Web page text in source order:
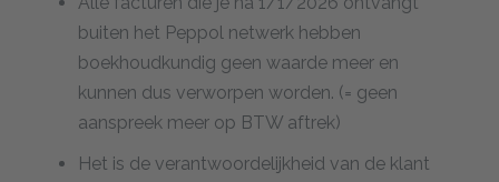
buiten het Peppol netwerk hebben
boekhoudkundig geen waarde meer en
kunnen dus verworpen worden. (= geen
aanspreek meer op BTW aftrek)
Het is de verantwoordelijkheid van de klant